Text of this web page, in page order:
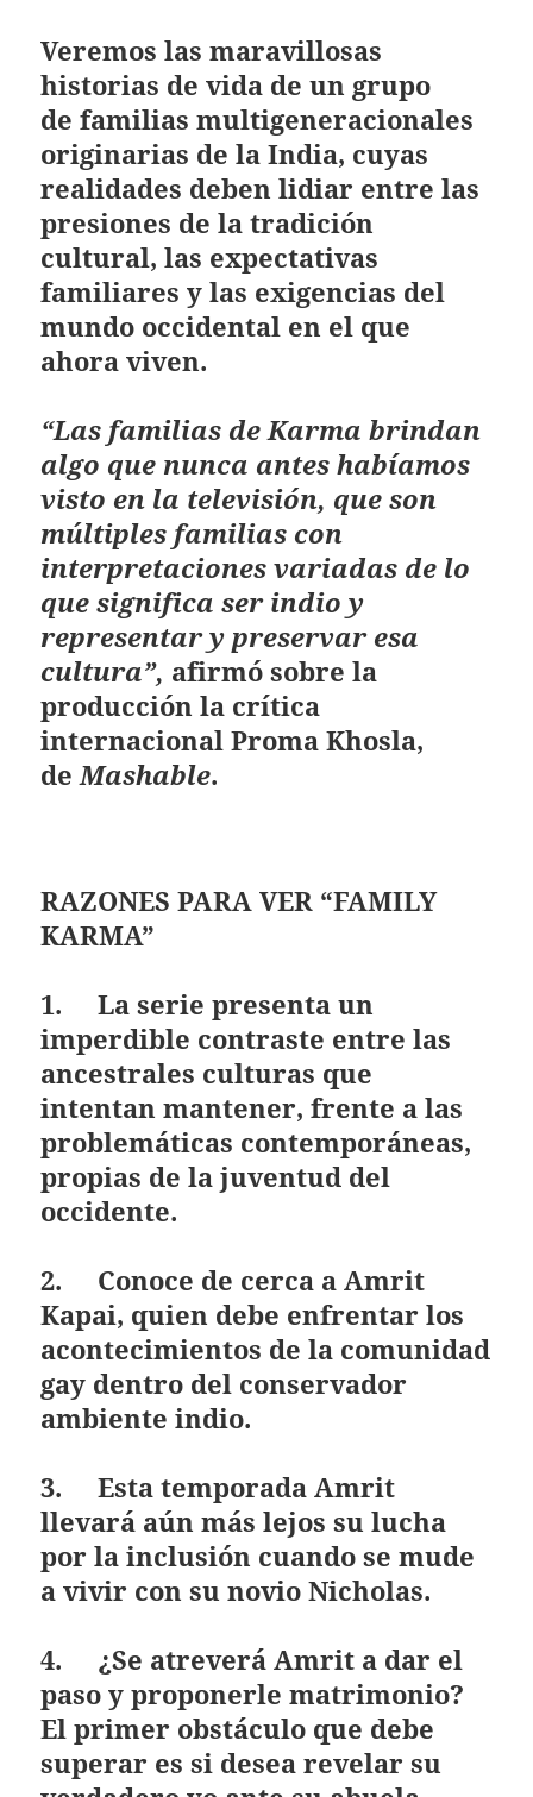
Veremos las maravillosas
historias de vida de un grupo
de familias multigeneracionales
originarias de la India, cuyas
realidades deben lidiar entre las
presiones de la tradición
cultural, las expectativas
familiares y las exigencias del
mundo occidental en el que
ahora viven.
“Las familias de Karma brindan
algo que nunca antes habíamos
visto en la televisión, que son
múltiples familias con
interpretaciones variadas de lo
que significa ser indio y
representar y preservar esa
cultura”, afirmó sobre la
producción la crítica
internacional Proma Khosla,
deMashable.
RAZONES PARA VER “FAMILY
KARMA”
1. La serie presenta un
imperdible contraste entre las
ancestrales culturas que
intentan mantener, frente a las
problemáticas contemporáneas,
propias de la juventud del
occidente.
2. Conoce de cerca a Amrit
Kapai, quien debe enfrentar los
acontecimientos de la comunidad
gay dentro del conservador
ambiente indio.
3. Esta temporada Amrit
llevará aún más lejos su lucha
por la inclusión cuando se mude
a vivir con su novio Nicholas.
4. ¿Se atreverá Amrit a dar el
paso y proponerle matrimonio?
El primer obstáculo que debe
superar es si desea revelar su